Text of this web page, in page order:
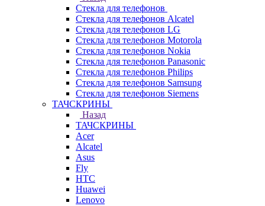
Стекла для телефонов
Стекла для телефонов Alcatel
Стекла для телефонов LG
Стекла для телефонов Motorola
Стекла для телефонов Nokia
Стекла для телефонов Panasonic
Стекла для телефонов Philips
Стекла для телефонов Samsung
Стекла для телефонов Siemens
ТАЧСКРИНЫ
Назад
ТАЧСКРИНЫ
Acer
Alcatel
Asus
Fly
HTC
Huawei
Lenovo